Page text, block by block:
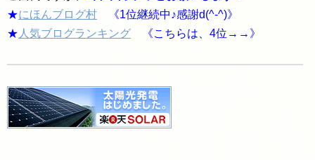
★にほんブログ村 《1位継続中♪感謝d(^-^)》
★ 人気ブログランキング 《こちらは、4位→→》